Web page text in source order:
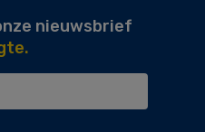
nieuwsbrief